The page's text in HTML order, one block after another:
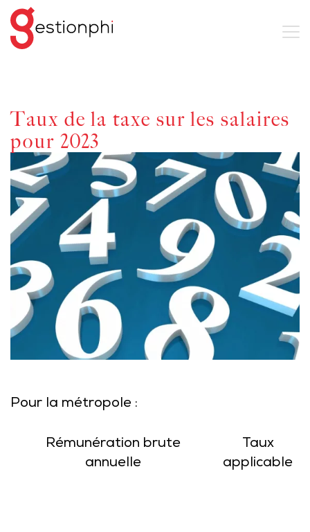
Taux de la taxe sur les salaires
pour 2023
Pour la métropole :
Rémunération brute
annuelle
Taux
applicable